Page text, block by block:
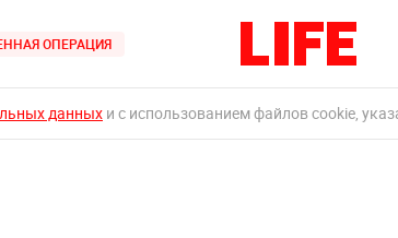
ОПЕРАЦИЯ
данных и с использованием файлов cookie,